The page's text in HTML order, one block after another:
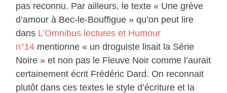
pas reconnu. Par ailleurs, le texte « Une grève
d’amour à Bec-le-Bouffigue » qu’on peut lire
dans L’Omnibus lectures et Humour
n°14 mentionne « un droguiste lisait la Série
Noire » et non pas le Fleuve Noir comme l’aurait
certainement écrit Frédéric Dard. On reconnait
plutôt dans ces textes le style d’écriture et la